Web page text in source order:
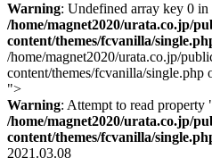
Warning: Undefined array key 0 in
/home/magnet2020/urata.co.jp/
content/themes/fcvanilla/
/home/magnet2020/urata.co.jp/
content/themes/fcvanilla/single.php
">
Warning: Attempt to read property
/home/magnet2020/urata.co.jp/
content/themes/fcvanilla/
2021.03.08